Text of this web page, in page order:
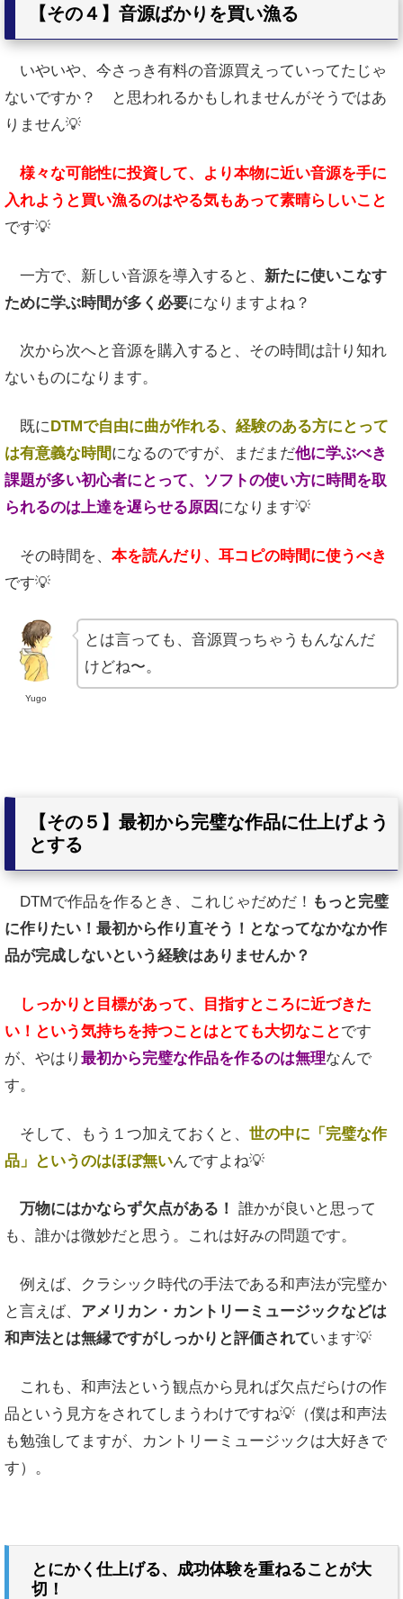
【その４】音源ばかりを買い漁る
いやいや、今さっき有料の音源買えっていってたじゃ
ないですか？ と思われるかもしれませんがそうではあ
りません💡
様々な可能性に投資して、より本物に近い音源を手に
入れようと買い漁るのはやる気もあって素晴らしいこと
です💡
一方で、新しい音源を導入すると、 新たに使いこなす
ために学ぶ時間が多く必要になりますよね？
次から次へと音源を購入すると、その時間は計り知れ
ないものになります。
既に DTMで自由に曲が作れる、 経験のある方にとって
は有意義な時間になるのですが、まだまだ他に学ぶべき
課題が多い初心者にとって、ソフトの使い方に時間を取
られるのは上達を遅らせる原因 になります💡
その時間を、 本を読んだり、耳コピの時間に使うべき
です💡
Yugo
とは言っても、音源買っちゃうもんなんだ
けどね〜。
【その５】最初から完璧な作品に仕上げよう
とする
DTMで作品を作るとき、これじゃだめだ！ もっと完璧
に作りたい！最初から作り直そう！となってなかなか作
品が完成しないという経験はありませんか？
しっかりと目標があって、目指すところに近づきた
い！という気持ちを持つことはとても大切なことです
が、やはり 最初から完璧な作品を作るのは無理なんで
す。
そして、もう１つ加えておくと、 世の中に「完璧な作
品」というのはほぼ無いんですよね💡
万物にはかならず欠点がある！
誰かが良いと思って
も、誰かは微妙だと思う。これは好みの問題です。
例えば、クラシック時代の手法である和声法が完璧か
と言えば、 アメリカン・カントリーミュージックなどは
和声法とは無縁ですがしっかりと評価されています💡
これも、和声法という観点から見れば欠点だらけの作
品という見方をされてしまうわけですね💡（僕は和声法
も勉強してますが、カントリーミュージックは大好きで
す）。
とにかく仕上げる、成功体験を重ねることが大
切！